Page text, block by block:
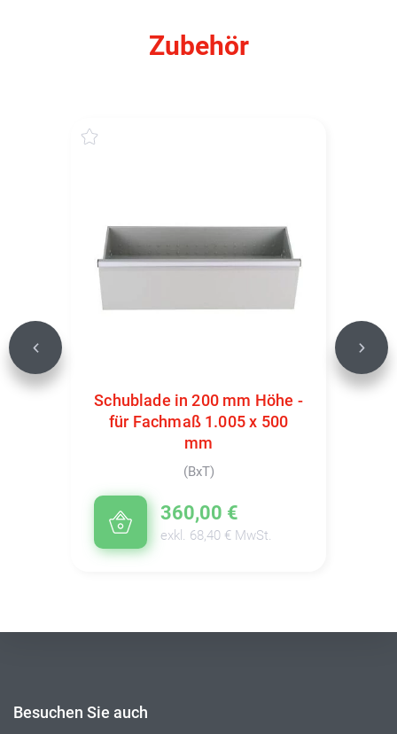
Zubehör
Schublade in 200 mm Höhe -
für Fachmaß 1.005 x 500
mm
(BxT)
360,00 €
exkl. 68,40 € MwSt.
Previous Next
Besuchen Sie auch